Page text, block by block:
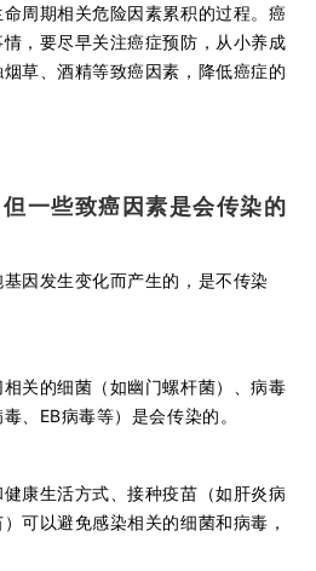
命周期相关危险因素累积的过程。癌
，要尽早关注癌症预防，从小养成
草、酒精等致癌因素，降低癌症的
一些致癌因素是会传染的
基因发生变化而产生的，是不传染
相关的细菌（如幽门螺杆菌）、病毒
、EB病毒等）是会传染的。
健康生活方式、接种疫苗（如肝炎病
可以避免感染相关的细菌和病毒，